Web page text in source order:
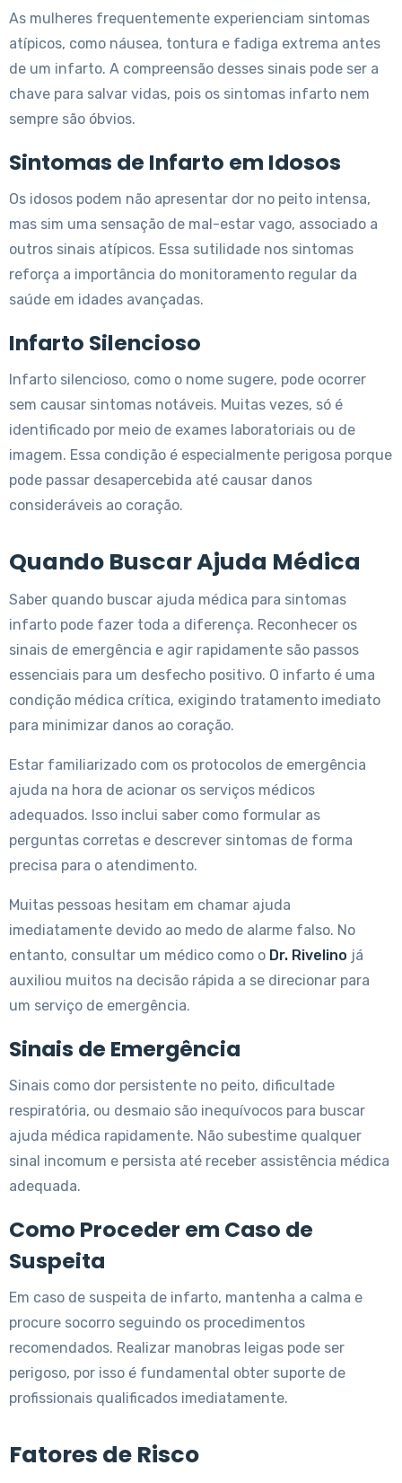
As mulheres frequentemente experienciam sintomas
atípicos, como náusea, tontura e fadiga extrema antes
de um infarto. A compreensão desses sinais pode ser a
chave para salvar vidas, pois os sintomas infarto nem
sempre são óbvios.
Sintomas de Infarto em Idosos
Os idosos podem não apresentar dor no peito intensa,
mas sim uma sensação de mal-estar vago, associado a
outros sinais atípicos. Essa sutilidade nos sintomas
reforça a importância do monitoramento regular da
saúde em idades avançadas.
Infarto Silencioso
Infarto silencioso, como o nome sugere, pode ocorrer
sem causar sintomas notáveis. Muitas vezes, só é
identificado por meio de exames laboratoriais ou de
imagem. Essa condição é especialmente perigosa porque
pode passar desapercebida até causar danos
consideráveis ao coração.
Quando Buscar Ajuda Médica
Saber quando buscar ajuda médica para sintomas
infarto pode fazer toda a diferença. Reconhecer os
sinais de emergência e agir rapidamente são passos
essenciais para um desfecho positivo. O infarto é uma
condição médica crítica, exigindo tratamento imediato
para minimizar danos ao coração.
Estar familiarizado com os protocolos de emergência
ajuda na hora de acionar os serviços médicos
adequados. Isso inclui saber como formular as
perguntas corretas e descrever sintomas de forma
precisa para o atendimento.
Muitas pessoas hesitam em chamar ajuda
imediatamente devido ao medo de alarme falso. No
entanto, consultar um médico como o Dr. Rivelino já
auxiliou muitos na decisão rápida a se direcionar para
um serviço de emergência.
Sinais de Emergência
Sinais como dor persistente no peito, dificultade
respiratória, ou desmaio são inequívocos para buscar
ajuda médica rapidamente. Não subestime qualquer
sinal incomum e persista até receber assistência médica
adequada.
Como Proceder em Caso de
Suspeita
Em caso de suspeita de infarto, mantenha a calma e
procure socorro seguindo os procedimentos
recomendados. Realizar manobras leigas pode ser
perigoso, por isso é fundamental obter suporte de
profissionais qualificados imediatamente.
Fatores de Risco